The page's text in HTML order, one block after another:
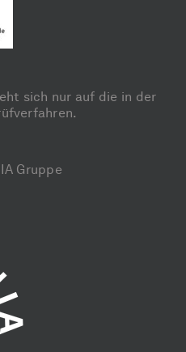
sich nur auf die in der
Gruppe